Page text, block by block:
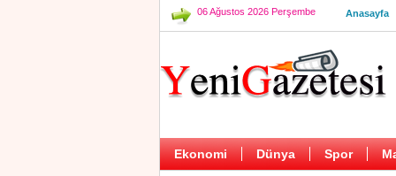
06 Ağustos 2026 Perşembe Anasayfa
Ekonomi Dünya Spor